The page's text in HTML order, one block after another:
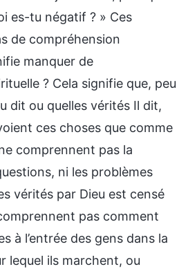
es-tu négatif ? » Ces
de compréhension
manquer de
? Cela signifie que, peu
dit ou quelles vérités Il dit,
ces choses que comme
comprennent pas la
ni les problèmes
vérités par Dieu est censé
pas comment
à l’entrée des gens dans la
lequel ils marchent, ou